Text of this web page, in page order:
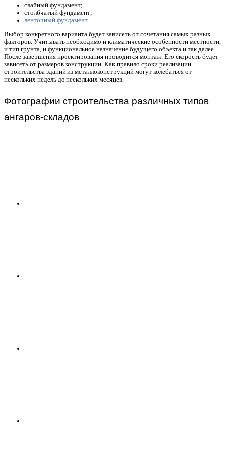
свайный фундамент;
столбчатый фундамент;
ленточный фундамент.
Выбор конкретного варианта будет зависеть от сочетания самых разных
факторов. Учитывать необходимо и климатические особенности местности,
и тип грунта, и функциональное назначение будущего объекта и так далее.
После завершения проектирования проводится монтаж. Его скорость будет
зависеть от размеров конструкции. Как правило сроки реализации
строительства зданий из металлоконструкций могут колебаться от
нескольких недель до нескольких месяцев.
Фотографии строительства различных типов
ангаров-складов